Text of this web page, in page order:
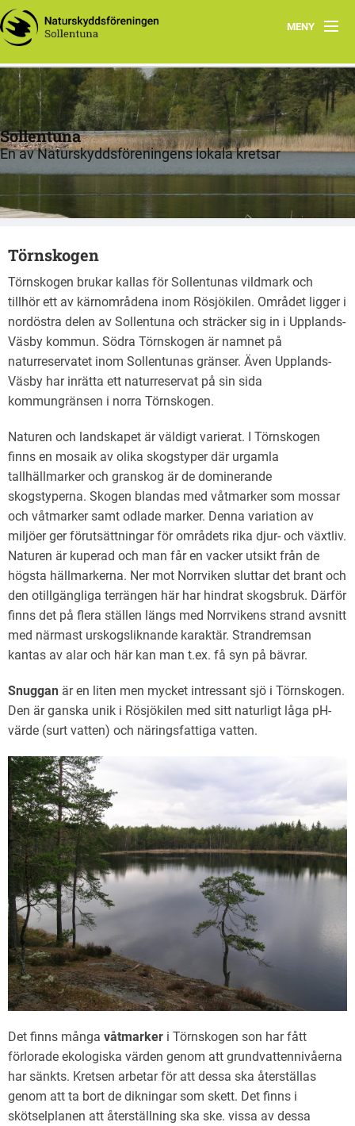
MENY
Hem
Om oss
Aktuella frågor
Verksamheter
Natur
Remisser
Sollentuna
En av Naturskyddsföreningens lokala kretsar
Törnskogen
Törnskogen brukar kallas för Sollentunas vildmark och
tillhör ett av kärnområdena inom Rösjökilen. Området ligger i
nordöstra delen av Sollentuna och sträcker sig in i Upplands-
Väsby kommun. Södra Törnskogen är namnet på
naturreservatet inom Sollentunas gränser. Även Upplands-
Väsby har inrätta ett naturreservat på sin sida
kommungränsen i norra Törnskogen.
Naturen och landskapet är väldigt varierat. I Törnskogen
finns en mosaik av olika skogstyper där urgamla
tallhällmarker och granskog är de dominerande
skogstyperna. Skogen blandas med våtmarker som mossar
och våtmarker samt odlade marker. Denna variation av
miljöer ger förutsättningar för områdets rika djur- och växtliv.
Naturen är kuperad och man får en vacker utsikt från de
högsta hällmarkerna. Ner mot Norrviken sluttar det brant och
den otillgängliga terrängen här har hindrat skogsbruk. Därför
finns det på flera ställen längs med Norrvikens strand avsnitt
med närmast urskogsliknande karaktär. Strandremsan
kantas av alar och här kan man t.ex. få syn på bävrar.
Snuggan är en liten men mycket intressant sjö i Törnskogen.
Den är ganska unik i Rösjökilen med sitt naturligt låga pH-
värde (surt vatten) och näringsfattiga vatten.
Det finns många våtmarker i Törnskogen son har fått
förlorade ekologiska värden genom att grundvattennivåerna
har sänkts. Kretsen arbetar för att dessa ska återställas
genom att ta bort de dikningar som skett. Det finns i
skötselplanen att återställning ska ske. vissa av dessa